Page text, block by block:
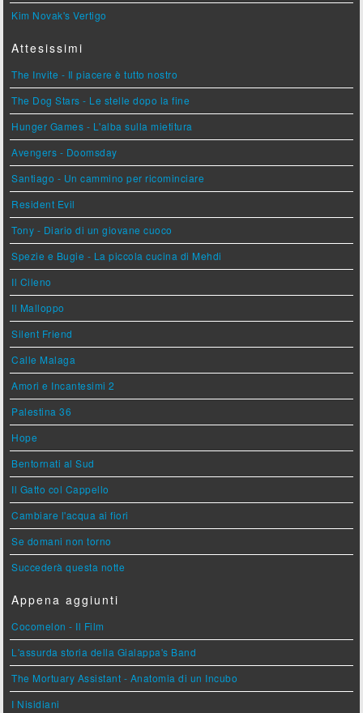
Kim Novak's Vertigo
Attesissimi
The Invite - Il piacere è tutto nostro
The Dog Stars - Le stelle dopo la fine
Hunger Games - L'alba sulla mietitura
Avengers - Doomsday
Santiago - Un cammino per ricominciare
Resident Evil
Tony - Diario di un giovane cuoco
Spezie e Bugie - La piccola cucina di Mehdi
Il Cileno
Il Malloppo
Silent Friend
Calle Malaga
Amori e Incantesimi 2
Palestina 36
Hope
Bentornati al Sud
Il Gatto col Cappello
Cambiare l'acqua ai fiori
Se domani non torno
Succederà questa notte
Appena aggiunti
Cocomelon - Il Film
L'assurda storia della Gialappa's Band
The Mortuary Assistant - Anatomia di un Incubo
I Nisidiani